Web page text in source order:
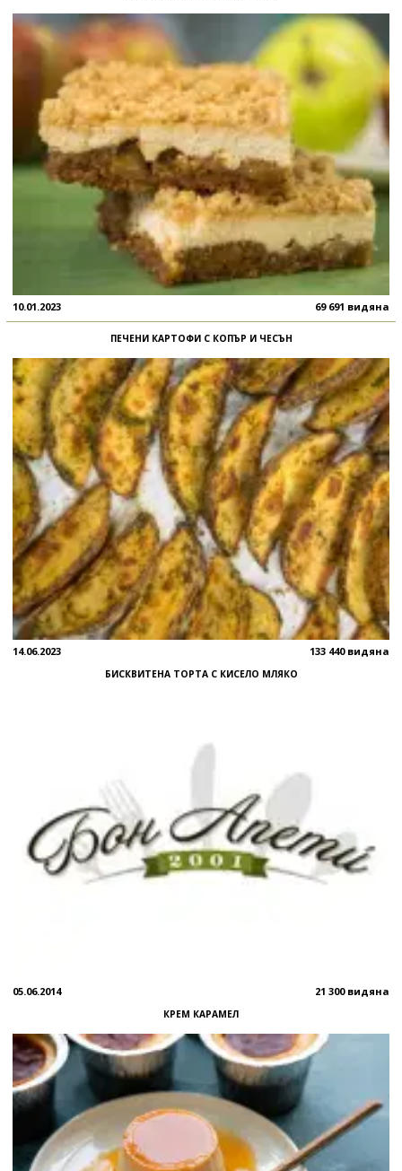
10.01.2023 69 691 видяна
ПЕЧЕНИ КАРТОФИ С КОПЪР И ЧЕСЪН
14.06.2023 133 440 видяна
БИСКВИТЕНА ТОРТА С КИСЕЛО МЛЯКО
05.06.2014 21 300 видяна
КРЕМ КАРАМЕЛ